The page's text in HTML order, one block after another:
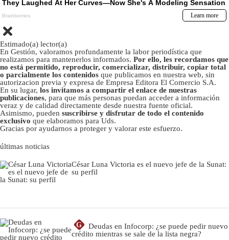
Estimado(a) lector(a)
En Gestión, valoramos profundamente la labor periodística que
realizamos para mantenerlos informados. Por ello, les recordamos que
no está permitido, reproducir, comercializar, distribuir, copiar total
o parcialmente los contenidos que publicamos en nuestra web, sin
autorizacion previa y expresa de Empresa Editora El Comercio S.A.
En su lugar, los invitamos a compartir el enlace de nuestras
publicaciones, para que más personas puedan acceder a información
veraz y de calidad directamente desde nuestra fuente oficial.
Asimismo, pueden suscribirse y disfrutar de todo el contenido
exclusivo que elaboramos para Uds.
Gracias por ayudarnos a proteger y valorar este esfuerzo.
últimas noticias
César Luna Victoria es el nuevo jefe de la Sunat:
su perfil
G
Deudas en Infocorp: ¿se puede pedir nuevo
crédito mientras se sale de la lista negra?